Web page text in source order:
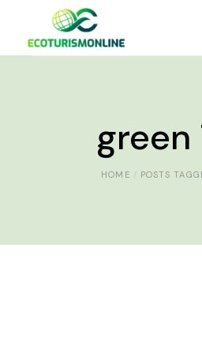
green
HOME POSTS